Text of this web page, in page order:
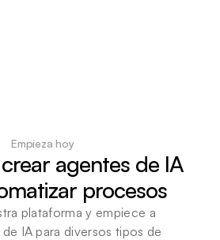
Empieza hoy
agentes de IA
procesos
plataforma y empiece a
IA para diversos tipos de